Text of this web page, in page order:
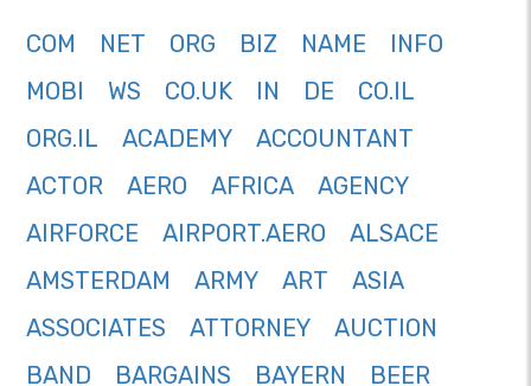
COM NET ORG BIZ NAME
INFO
MOBI
WS CO.UK IN DE
CO.IL
ORG.IL
ACADEMY
ACCOUNTANT
ACTOR
AERO AFRICA
AGENCY
AIRFORCE
AIRPORT.AERO
ALSACE
AMSTERDAM
ARMY ART
ASIA
ASSOCIATES
ATTORNEY
AUCTION
BAND
BARGAINS BAYERN
BEER